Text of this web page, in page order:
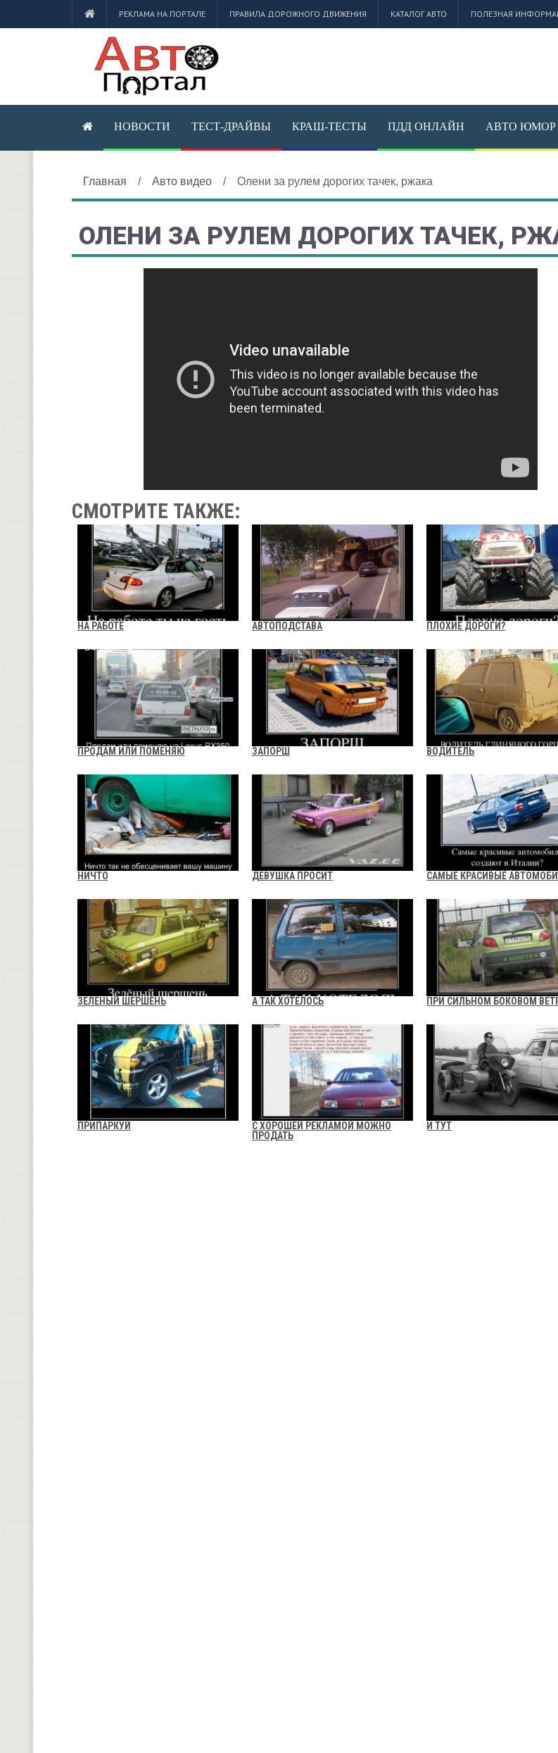
РЕКЛАМА НА ПОРТАЛЕ ПРАВИЛА ДОРОЖНОГО ДВИЖЕНИЯ КАТАЛОГ АВТО ПОЛЕЗНАЯ
НОВОСТИ ТЕСТ-ДРАЙВЫ КРАШ-ТЕСТЫ ПДД ОНЛАЙН АВТО ЮМОР
Главная / Авто видео / Олени за рулем дорогих тачек, ржака
ОЛЕНИ ЗА РУЛЕМ ДОРОГИХ ТАЧЕК,
СМОТРИТЕ ТАКЖЕ:
НА РАБОТЕ АВТОПОДСТАВА ПЛОХИЕ ДОРОГИ?
ПРОДАМ ИЛИ ПОМЕНЯЮ ЗАПОРШ ВОДИТЕЛЬ
НИЧТО ДЕВУШКА ПРОСИТ САМЫЕ КРАСИВЫЕ
ЗЕЛЕНЫЙ ШЕРШЕНЬ А ТАК ХОТЕЛОСЬ ПРИ СИЛЬНОМ БОКОВОМ
ПРИПАРКУЙ
С ХОРОШЕЙ РЕКЛАМОЙ МОЖНО
ПРОДАТЬ
И ТУТ